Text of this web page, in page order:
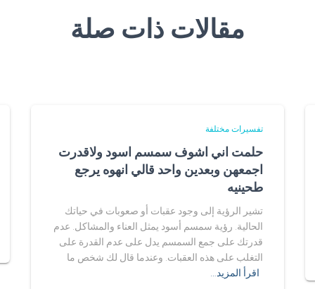
مقالات ذات صلة
تفسيرات مختلفة
حلمت اني اشوف سمسم اسود ولاقدرت
اجمعهن وبعدين واحد قالي انهوه يرجع
طحينيه
تشير الرؤية إلى وجود عقبات أو صعوبات في حياتك
الحالية. رؤية سمسم أسود يمثل العناء والمشاكل. عدم
قدرتك على جمع السمسم يدل على عدم القدرة على
التغلب على هذه العقبات. وعندما قال لك شخص ما
اقرأ المزيد…